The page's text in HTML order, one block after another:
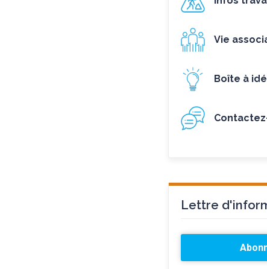
Vie
Boîte à
Lettre